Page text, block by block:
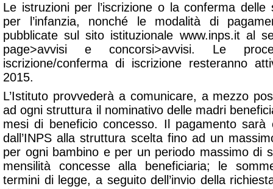
Le istruzioni per l’iscrizione o la conferma
per l’infanzia, nonché le modalità di
pubblicate sul sito istituzionale www.inps.it al
page>avvisi e concorsi>avvisi. Le
iscrizione/conferma di iscrizione resteranno
2015.
L’Istituto provvederà a comunicare, a mezzo
ad ogni struttura il nominativo delle madri
mesi di beneficio concesso. Il pagamento sarà
dall’INPS alla struttura scelta fino ad un
per ogni bambino e per un periodo massimo di
mensilità concesse alla beneficiaria; le
termini di legge, a seguito dell’invio della